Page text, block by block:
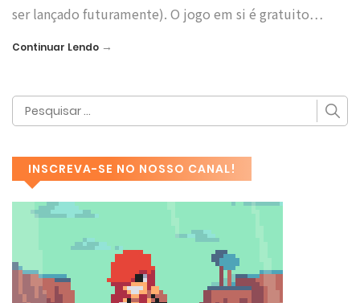
ser lançado futuramente). O jogo em si é gratuito…
Continuar Lendo →
INSCREVA-SE NO NOSSO CANAL!